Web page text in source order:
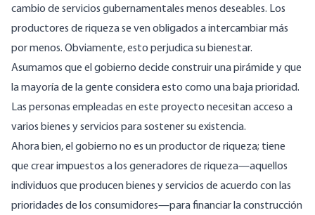
cambio de servicios gubernamentales menos deseables. Los
productores de riqueza se ven obligados a intercambiar más
por menos. Obviamente, esto perjudica su bienestar.
Asumamos que el gobierno decide construir una pirámide y que
la mayoría de la gente considera esto como una baja prioridad.
Las personas empleadas en este proyecto necesitan acceso a
varios bienes y servicios para sostener su existencia.
Ahora bien, el gobierno no es un productor de riqueza; tiene
que crear impuestos a los generadores de riqueza—aquellos
individuos que producen bienes y servicios de acuerdo con las
prioridades de los consumidores—para financiar la construcción